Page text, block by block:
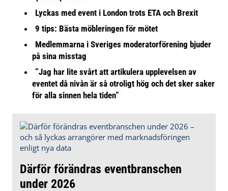
Lyckas med event i London trots ETA och Brexit
9 tips: Bästa möbleringen för mötet
Medlemmarna i Sveriges moderatorförening bjuder
på sina misstag
”Jag har lite svårt att artikulera upplevelsen av
eventet då nivån är så otroligt hög och det sker saker
för alla sinnen hela tiden”
Därför förändras eventbranschen
under 2026